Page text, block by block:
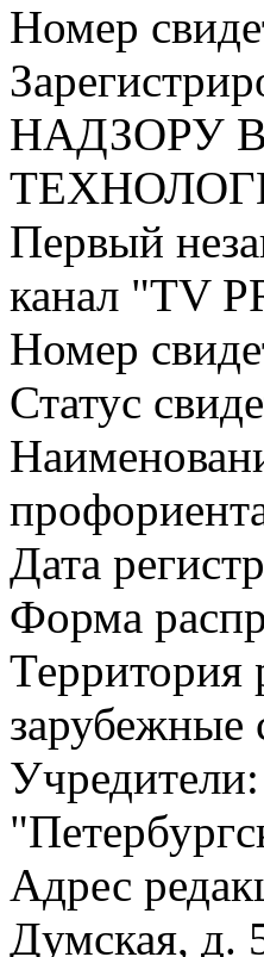
Номер
НАДЗОРУ
Первый
канал "TV
Номер
Статус
Дата
Форма
Территория
зарубежные
Адрес
Думская, д.